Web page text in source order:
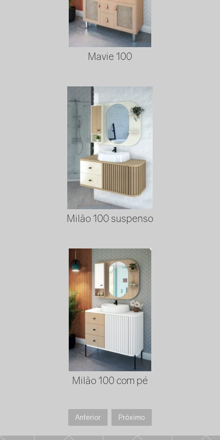
Mavie 100
Milão 100 suspenso
Milão 100 com pé
Anterior Próximo